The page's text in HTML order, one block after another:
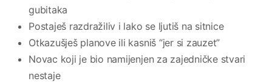
gubitaka
Postaješ razdražiliv i lako se ljutiš na sitnice
Otkazušješ planove ili kasniš “jer si zauzet”
Novac koji je bio namijenjen za zajedničke stvari
nestaje